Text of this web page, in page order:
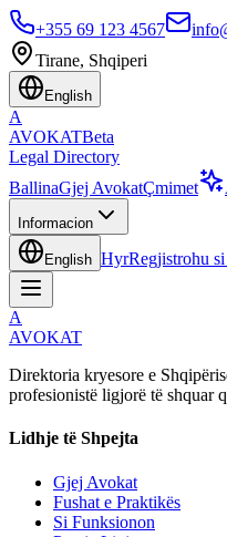
+355 69 123 4567
Tirane, Shqiperi
English
A
AVOKATBeta
Legal Directory
BallinaGjej AvokatÇmimet
Informacion
English HyrRegjistrohu
A
AVOKAT
Direktoria kryesore e
profesionistë ligjorë të shquar
Lidhje të Shpejta
Gjej Avokat
Fushat e Praktikës
Si Funksionon